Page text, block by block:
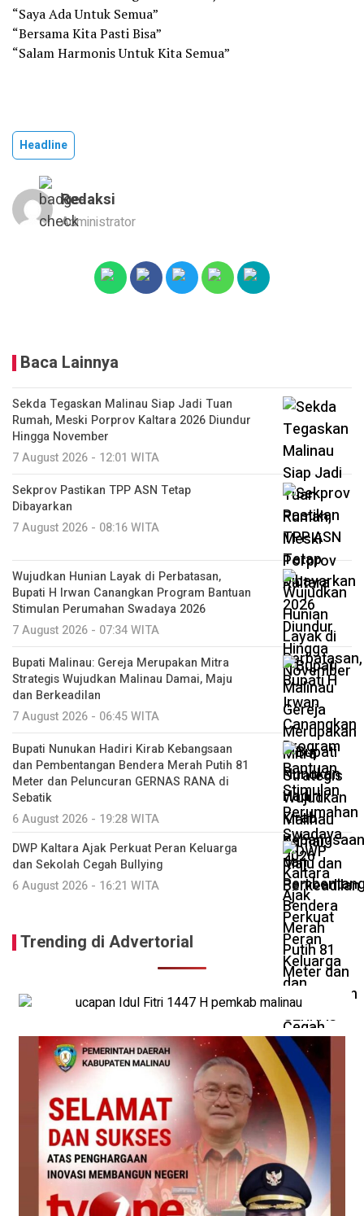
“Saya Ada Untuk Semua”
“Bersama Kita Pasti Bisa”
“Salam Harmonis Untuk Kita Semua”
Headline
Redaksi
Administrator
Baca Lainnya
Sekda Tegaskan Malinau Siap Jadi Tuan
Rumah, Meski Porprov Kaltara 2026 Diundur
Hingga November
7 August 2026 - 12:01 WITA
Sekprov Pastikan TPP ASN Tetap
Dibayarkan
7 August 2026 - 08:16 WITA
Wujudkan Hunian Layak di Perbatasan,
Bupati H Irwan Canangkan Program Bantuan
Stimulan Perumahan Swadaya 2026
7 August 2026 - 07:34 WITA
Bupati Malinau: Gereja Merupakan Mitra
Strategis Wujudkan Malinau Damai, Maju
dan Berkeadilan
7 August 2026 - 06:45 WITA
Bupati Nunukan Hadiri Kirab Kebangsaan
dan Pembentangan Bendera Merah Putih 81
Meter dan Peluncuran GERNAS RANA di
Sebatik
6 August 2026 - 19:28 WITA
DWP Kaltara Ajak Perkuat Peran Keluarga
dan Sekolah Cegah Bullying
6 August 2026 - 16:21 WITA
Trending di Advertorial